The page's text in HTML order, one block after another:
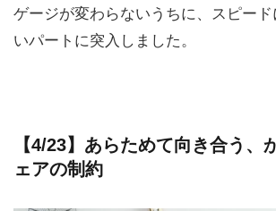
ゲージが変わらないうちに、スピー
いパートに突入しました。
【4/23】あらためて向き合う、
ェアの制約